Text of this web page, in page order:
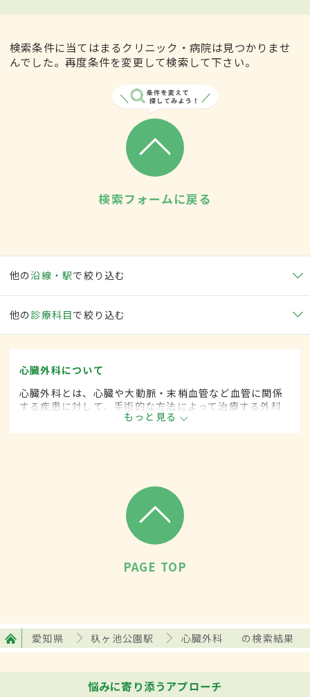
検索条件に当てはまるクリニック・病院は見つかりませ
んでした。再度条件を変更して検索して下さい。
検索フォームに戻る
他の沿線・駅で絞り込む
他の 診療科目で絞り込む
心臓外科について
心臓外科とは、心臓や大動脈・末梢血管など血管に関係
する疾患に対して、手術的な方法によって治療する外科
もっと見る
PAGE TOP
愛知県 杁ヶ池公園駅 心臓外科 の検索結果
悩みに寄り添うアプローチ